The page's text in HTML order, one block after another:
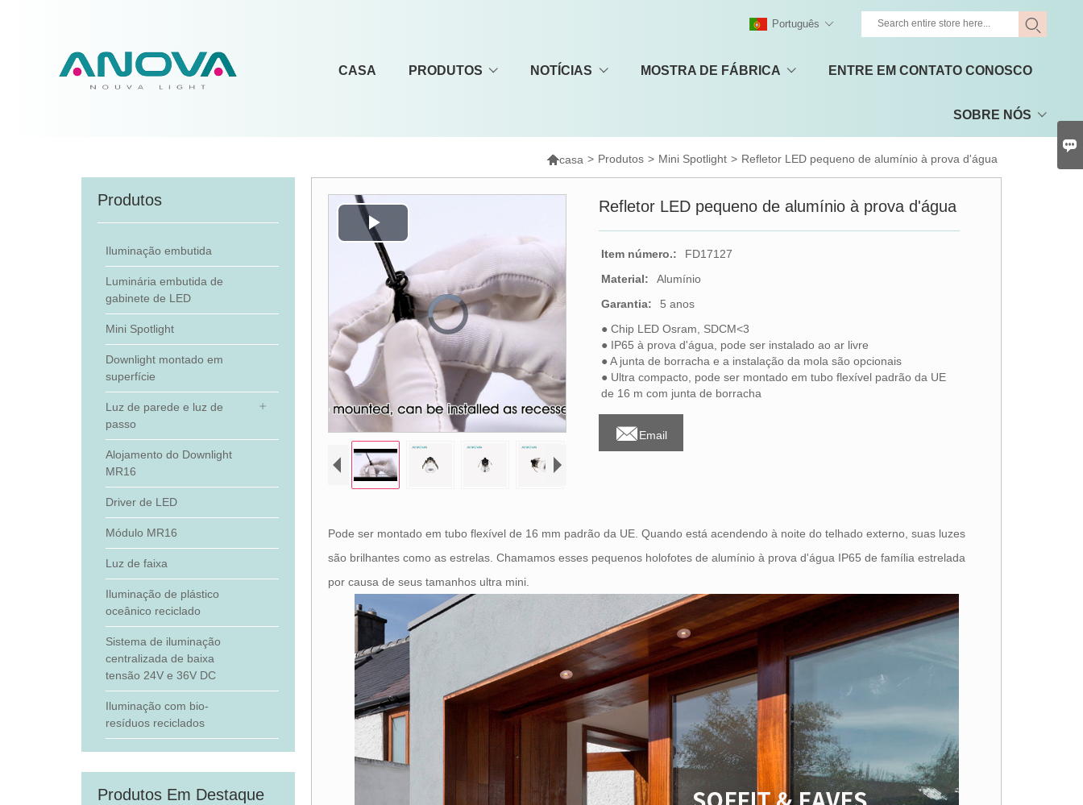
CASA PRODUTOS NOTÍCIAS MOSTRA DE FÁBRICA ENTRE EM CONTATO CONOSCO
SOBRE NÓS
Português
casa > Produtos > Mini Spotlight > Refletor LED pequeno de alumínio à prova d'água
Produtos
Iluminação embutida
Luminária embutida de
gabinete de LED
Mini Spotlight
Downlight montado em
superfície
Luz de parede e luz de
passo
Alojamento do Downlight
MR16
Driver de LED
Módulo MR16
Luz de faixa
Iluminação de plástico
oceânico reciclado
Sistema de iluminação
centralizada de baixa
tensão 24V e 36V DC
Iluminação com bio-
resíduos reciclados
Produtos Em Destaque
Video
Player
is
loading.
Play
Video
Refletor LED pequeno de alumínio à prova d'água
Item número.:
FD17127
Material:
Alumínio
Garantia:
5 anos
● Chip LED Osram, SDCM<3
● IP65 à prova d'água, pode ser instalado ao ar livre
● A junta de borracha e a instalação da mola são opcionais
● Ultra compacto, pode ser montado em tubo flexível padrão da UE
de 16 m com junta de borracha
Email
Pode ser montado em tubo flexível de 16 mm padrão da UE. Quando está acendendo à noite do telhado externo, suas luzes
são brilhantes como as estrelas. Chamamos esses pequenos holofotes de alumínio à prova d'água IP65 de família estrelada
por causa de seus tamanhos ultra mini.
